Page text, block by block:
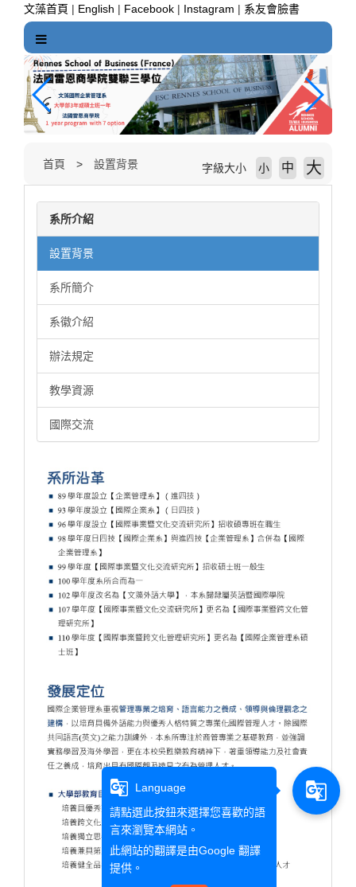
文藻首頁 | English | Facebook | Instagram | 系友會臉書
首頁 設置背景 字級大小 小 中 大
系所介紹
設置背景
系所簡介
系徽介紹
辦法規定
教學資源
國際交流
g_translate
Language
請點選此按鈕來選擇您喜歡的語
言來瀏覽本網站。
此網站的翻譯是由Google 翻譯
提供。
g_translate